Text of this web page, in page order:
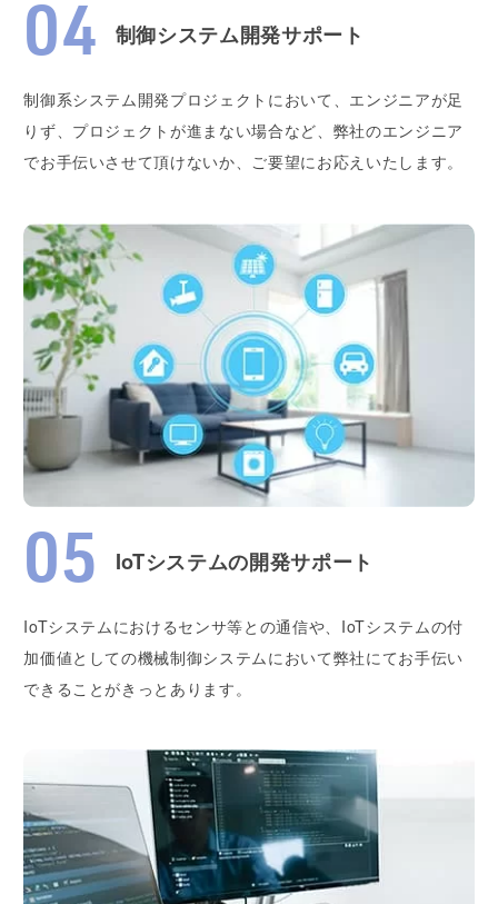
制御システム開発サポート
制御系システム開発プロジェクトにおいて、エンジニアが足
りず、プロジェクトが進まない場合など、弊社のエンジニア
でお手伝いさせて頂けないか、ご要望にお応えいたします。
IoTシステムの開発サポート
IoTシステムにおけるセンサ等との通信や、IoTシステムの付
加価値としての機械制御システムにおいて弊社にてお手伝い
できることがきっとあります。